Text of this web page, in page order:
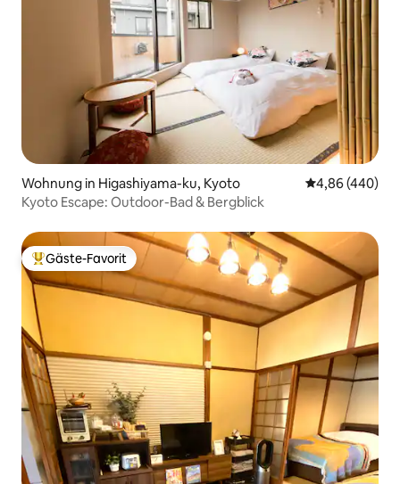
Wohnung in Higashiyama-ku, Kyoto
4,86 (440)
Kyoto Escape: Outdoor-Bad & Bergblick
Beliebter Gäste-Favorit.
Gäste-Favorit